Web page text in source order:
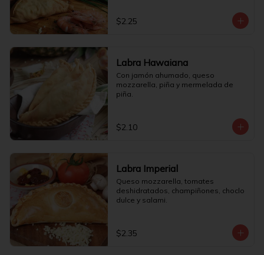
$2.25
Labra Hawaiana
Con jamón ahumado, queso
mozzarella, piña y mermelada de
piña.
$2.10
Labra Imperial
Queso mozzarella, tomates
deshidratados, champiñones, choclo
dulce y salami.
$2.35